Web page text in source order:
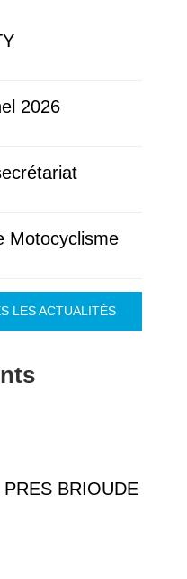
2026
Motocyclisme
LES ACTUALITÉS
BRIOUDE